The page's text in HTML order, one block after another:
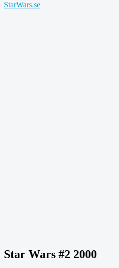
StarWars.se
Star Wars #2 2000